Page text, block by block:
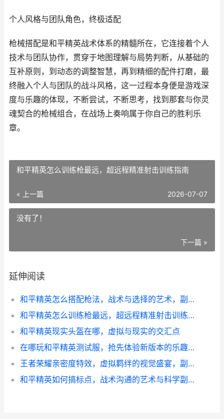
个人风格与团队角色，终极适配
枪械搭配是和平精英战术体系的精髓所在，它连接着个人
技术与团队协作，贯穿于地图理解与局势判断，从基础的
互补原则，到动态的调整智慧，再到精细的配件打磨，最
终融入个人与团队的战斗风格，这一过程本身便是游戏深
度与乐趣的体现，不断尝试，不断思考，找到那套与你灵
魂契合的枪械组合，在战场上奏响属于你自己的胜利乐
章。
和平精英怎么训练枪最远，超远程精准射击训练指南
« 上一篇 2026-07-07
没有了！
下一篇 »
延伸阅读
和平精英怎么搭配枪法，战术与选择的艺术，副标题，从新手到高手的武器搭配心法
和平精英怎么训练枪最远，超远程精准射击训练指南
和平精英现实头盔在哪，虚拟与现实的交汇点
在哪玩和平精英测试服，抢先体验新版本的乐趣，副标题，探索测试服的独特魅力与游玩途径
王者荣耀亲密度特效，虚拟羁绊的视觉盛宴，副标题，指尖情谊的流光印记
和平精英如何搞标点，战术沟通的艺术与科学副标题